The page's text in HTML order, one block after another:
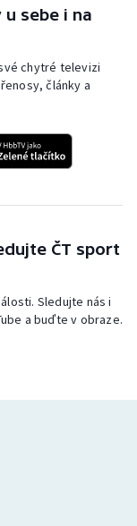
sebe i na
chytré televizi
články a
ČT sport
Sledujte nás i
a buďte v obraze.